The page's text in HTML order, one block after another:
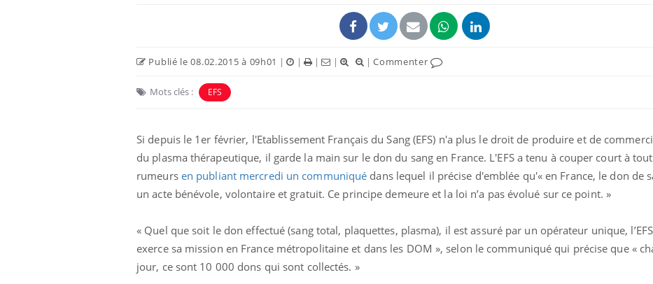
Publié le 08.02.2015 à 09h01 | | | | |Commenter
Mots clés : EFS
Si depuis le 1er février, l'Etablissement Français du Sang (EFS) n'a plus le droit de produire et de
du plasma thérapeutique, il garde la main sur le don du sang en France. L'EFS a tenu à couper court à
rumeurs en publiant mercredi un communiqué dans lequel il précise d'emblée qu'« en France, le don de
un acte bénévole, volontaire et gratuit. Ce principe demeure et la loi n’a pas évolué sur ce point. »
« Quel que soit le don effectué (sang total, plaquettes, plasma), il est assuré par un opérateur unique,
exerce sa mission en France métropolitaine et dans les DOM », selon le communiqué qui précise que «
jour, ce sont 10 000 dons qui sont collectés. »
Grossesse à risque : ce jus
naturel attire l'attention
des chercheurs
comment le travail
empiète de plus en plus
sur nos soirées
Cancer colorectal : une